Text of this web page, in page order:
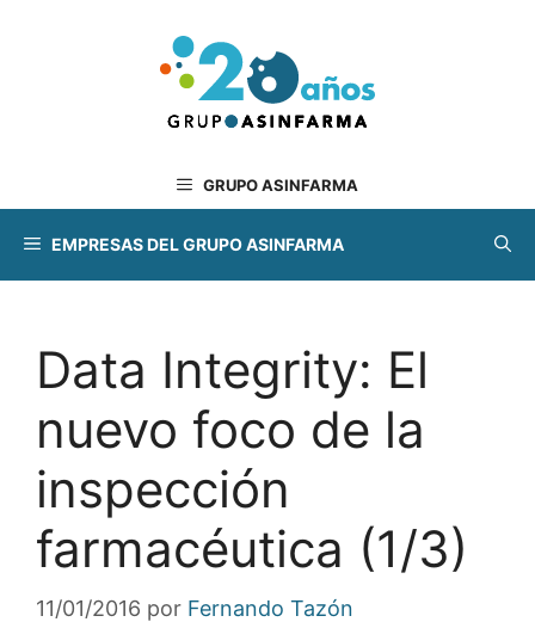
GRUPO ASINFARMA
EMPRESAS DEL GRUPO ASINFARMA
Data Integrity: El
nuevo foco de la
inspección
farmacéutica (1/3)
11/01/2016 por Fernando Tazón